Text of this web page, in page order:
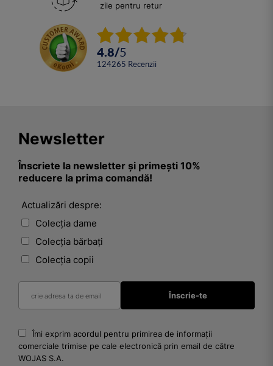
zile pentru retur
4.8/5
124265 Recenzii
Newsletter
Înscriete la newsletter și primești 10%
reducere la prima comandă!
Actualizări despre:
Colecția dame
Colecția bărbați
Colecția copii
Îmi exprim acordul pentru primirea de informații
comerciale trimise pe cale electronică prin email de către
WOJAS S.A.